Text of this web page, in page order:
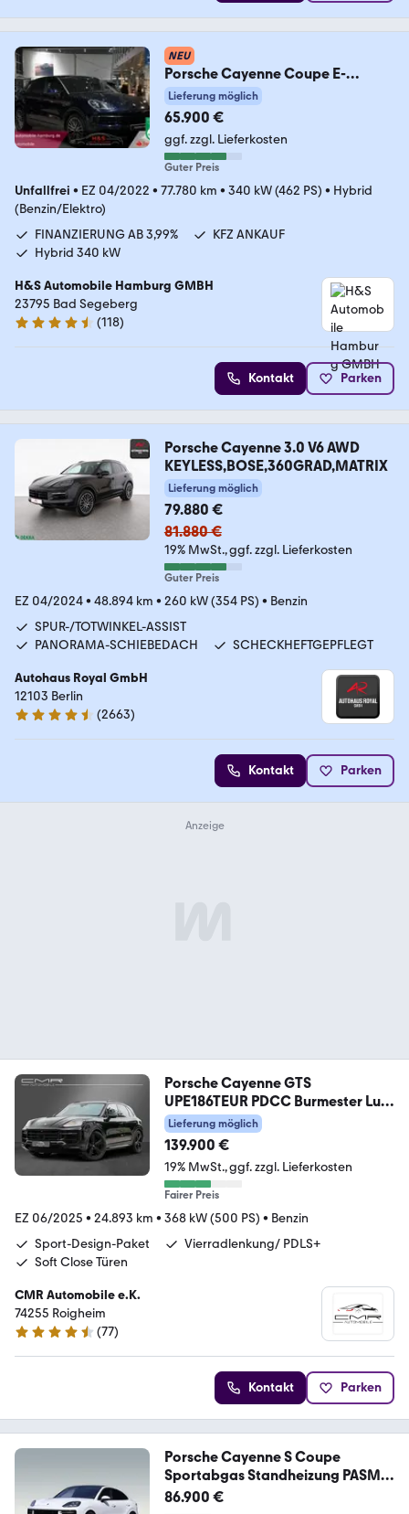
NEU
Porsche Cayenne Coupe E-
Hybrid*PASM*BOSE*AHK
Lieferung möglich
65.900 €
ggf. zzgl. Lieferkosten
Guter Preis
Unfallfrei • EZ 04/2022 • 77.780 km • 340 kW (462 PS) • Hybrid
(Benzin/Elektro)
FINANZIERUNG AB 3,99%
KFZ ANKAUF
Hybrid 340 kW
H&S Automobile Hamburg GMBH
23795 Bad Segeberg
4.6 Sterne
(118)
Kontakt Parken
Porsche Cayenne 3.0 V6 AWD
KEYLESS,BOSE,360GRAD,MATRIX
Lieferung möglich
79.880 €
81.880 €
19% MwSt. ggf. zzgl. Lieferkosten
Guter Preis
EZ 04/2024• 48.894 km • 260 kW (354 PS) • Benzin
SPUR-/TOTWINKEL-ASSIST
PANORAMA-SCHIEBEDACH
SCHECKHEFTGEPFLEGT
Autohaus Royal GmbH
12103 Berlin
4.6 Sterne
(2663)
Kontakt Parken
Porsche Cayenne GTS
UPE186TEUR PDCC Burmester Luft
PANO
Lieferung möglich
139.900 €
19% MwSt. ggf. zzgl. Lieferkosten
Fairer Preis
EZ 06/2025 • 24.893 km • 368 kW (500 PS) • Benzin
Sport-Design-Paket
Vierradlenkung/ PDLS+
Soft Close Türen
CMR Automobile e.K.
74255 Roigheim
4.4 Sterne
(77)
Kontakt Parken
Porsche Cayenne S Coupe
Sportabgas Standheizung PASM
21z
86.900 €